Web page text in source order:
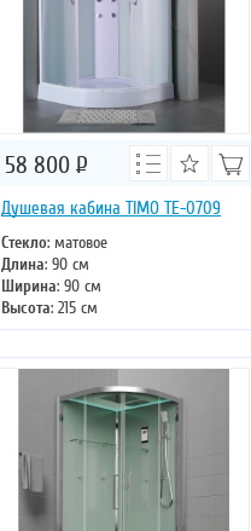
Душевая кабина TIMO TE-0709
Стекло: матовое
Длина: 90 см
Ширина: 90 см
Высота: 215 см
Форма: четверть круга
58 800 Р